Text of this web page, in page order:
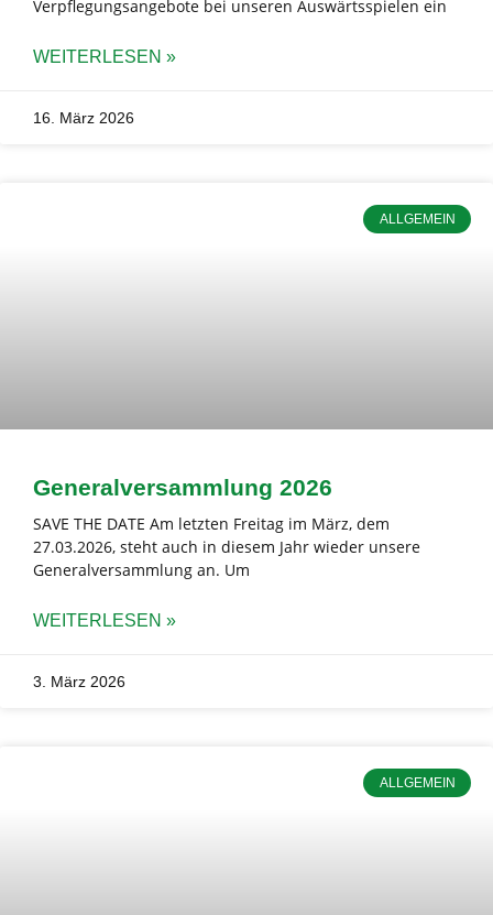
Verpflegungsangebote bei unseren Auswärtsspielen ein
WEITERLESEN »
16. März 2026
ALLGEMEIN
Generalversammlung 2026
SAVE THE DATE Am letzten Freitag im März, dem
27.03.2026, steht auch in diesem Jahr wieder unsere
Generalversammlung an. Um
WEITERLESEN »
3. März 2026
ALLGEMEIN